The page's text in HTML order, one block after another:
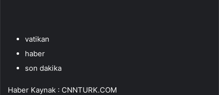
vatikan
haber
son dakika
Haber Kaynak : CNNTURK.COM